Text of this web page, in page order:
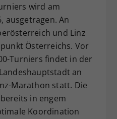
wird am
ausgetragen. An
und Linz
Österreichs. Vor
Turniers findet in der
an
Marathon statt. Die
in engem
Koordination